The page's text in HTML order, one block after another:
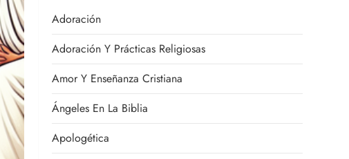
Adoración
Adoración Y Prácticas Religiosas
Amor Y Enseñanza Cristiana
Ángeles En La Biblia
Apologética